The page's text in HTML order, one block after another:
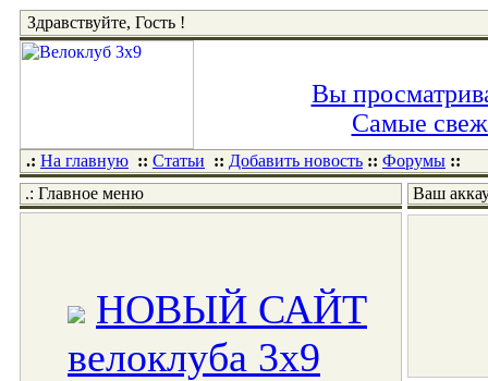
Здравствуйте, Гость !
Вы
Самые
.: На главную :: Статьи :: Добавить новость :: Форумы ::
.: Главное меню
НОВЫЙ САЙТ
велоклуба 3x9
Ваш